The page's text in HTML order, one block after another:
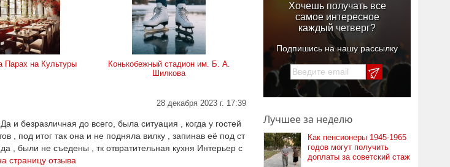
Парах на Культуры
Конькобежный стадион им. Б. А.
Шилкова
28 декабря 2023 г. 17:39
и безразличная до всего, была ситуация , когда у гостей
, под итог так она и не подняла вилку , запинав её под ст
, были не съедены , тк отвратительная кухня Интерьер с
страницу отзыва
Хочешь получать все
самое интересное
каждый четверг?
Подпишись на нашу рассылку
Лучшее за неделю
Как пенсионеры 1945-1965
годов могут получить
доплаты за советский стаж